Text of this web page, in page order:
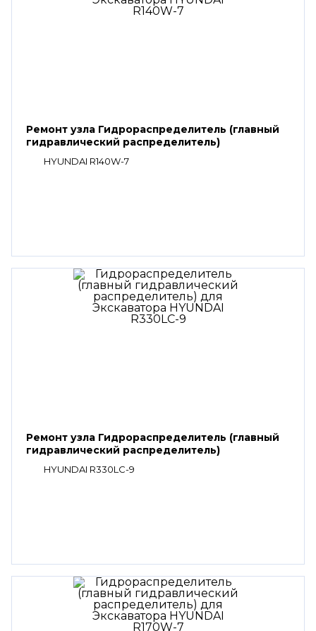
Ремонт узла Гидрораспределитель (главный
гидравлический распределитель)
HYUNDAI R140W-7
Ремонт узла Гидрораспределитель (главный
гидравлический распределитель)
HYUNDAI R330LC-9